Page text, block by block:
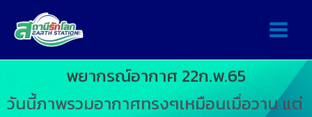
พยากรณ์อากาศ 22ก.พ.65
วันนี้ภาพรวมอากาศทรงๆเหมือนเมื่อวาน แต่